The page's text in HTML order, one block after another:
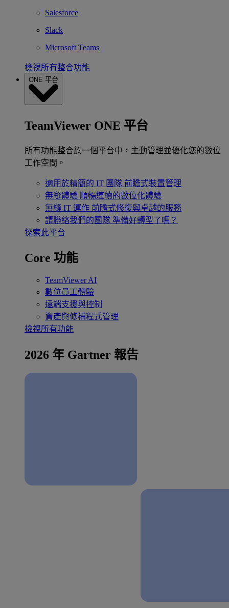
Salesforce
Slack
Microsoft Teams
檢視所有整合功能
ONE 平台
TeamViewer ONE 平台
所有功能整合於一個平台中，主動管理並優化您的數位
工作空間。
適用於精簡的 IT 團隊 前瞻式裝置管理
無縫體驗 順暢連續的數位化體驗
無縫 IT 運作 前瞻式修復與卓越的服務
請聯絡我們的團隊 準備好轉型了嗎？
探索此平台
Core 功能
TeamViewer AI
數位員工體驗
遠端支援與控制
資產與修補程式管理
檢視所有功能
2026 年 Gartner 報告